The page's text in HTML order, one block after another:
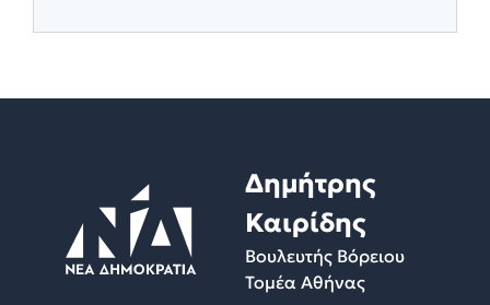
Δημήτρης
Καιρίδης
Βουλευτής Βόρειου
Τομέα Αθήνας